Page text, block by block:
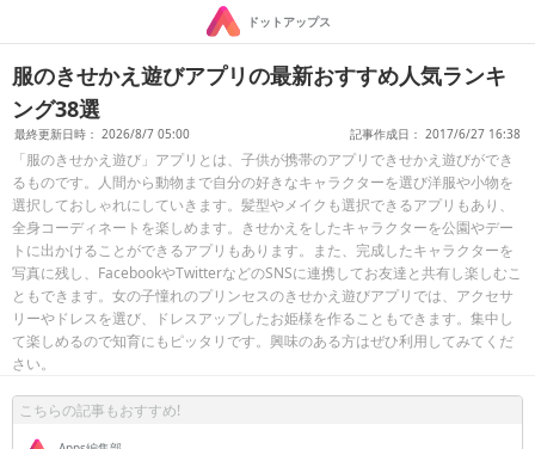
ドットアップス
服のきせかえ遊びアプリの最新おすすめ人気ランキ
ング38選
最終更新日時： 2026/8/7 05:00 記事作成日： 2017/6/27 16:38
「服のきせかえ遊び」アプリとは、子供が携帯のアプリできせかえ遊びができ
るものです。人間から動物まで自分の好きなキャラクターを選び洋服や小物を
選択しておしゃれにしていきます。髪型やメイクも選択できるアプリもあり、
全身コーディネートを楽しめます。きせかえをしたキャラクターを公園やデー
トに出かけることができるアプリもあります。また、完成したキャラクターを
写真に残し、FacebookやTwitterなどのSNSに連携してお友達と共有し楽しむこ
ともできます。女の子憧れのプリンセスのきせかえ遊びアプリでは、アクセサ
リーやドレスを選び、ドレスアップしたお姫様を作ることもできます。集中し
て楽しめるので知育にもピッタリです。興味のある方はぜひ利用してみてくだ
さい。
こちらの記事もおすすめ!